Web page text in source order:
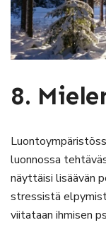
8.
luonnossa
näyttäisi lisäävän
stressistä
viitataan ihmisen